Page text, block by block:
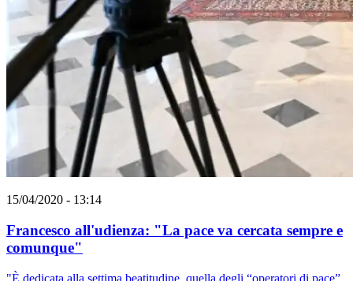
15/04/2020 - 13:14
Francesco all'udienza: "La pace va cercata sempre e
comunque"
"È dedicata alla settima beatitudine, quella degli “operatori di pace”,